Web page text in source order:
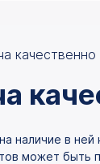
качественно
наличие в
может быть